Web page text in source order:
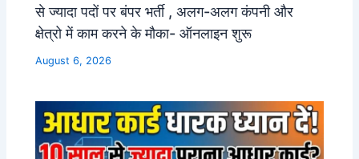
से ज्यादा पदों पर बंपर भर्ती , अलग-अलग कंपनी और
क्षेत्रो में काम करने के मौका- ऑनलाइन शुरू
August 6, 2026